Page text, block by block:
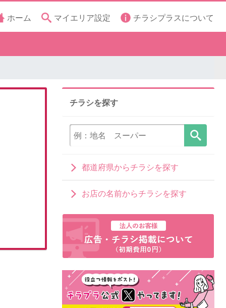
ホーム マイエリア設定 チラシプラスについて
チラシを探す
都道府県からチラシを探す
お店の名前からチラシを探す